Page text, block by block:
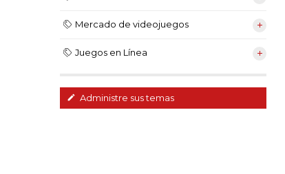
Mercado de videojuegos
Juegos en Línea
Administre sus temas